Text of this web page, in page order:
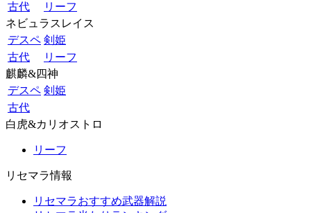
古代
リーフ
ネビュラスレイス
デスペ 剣姫
古代
リーフ
麒麟&四神
デスペ 剣姫
古代
白虎&カリオストロ
リーフ
リセマラ情報
リセマラおすすめ武器解説